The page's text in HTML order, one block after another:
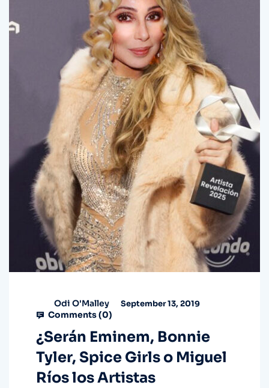
Odi O'Malley September 13, 2019
Comments (0)
¿Serán Eminem, Bonnie
Tyler, Spice Girls o Miguel
Ríos los Artistas